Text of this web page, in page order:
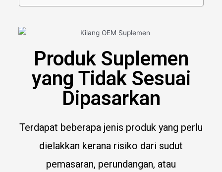
Produk Suplemen
yang Tidak Sesuai
Dipasarkan
Terdapat beberapa jenis produk yang perlu
dielakkan kerana risiko dari sudut
pemasaran, perundangan, atau